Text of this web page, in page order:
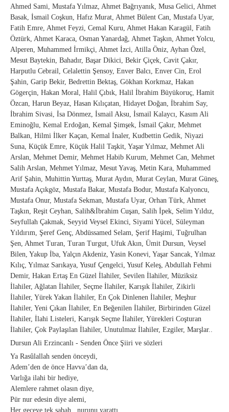
Ahmed Sami, Mustafa Yılmaz, Ahmet Bağrıyanık, Musa Gelici, Ahmet
Basak, İsmail Coşkun, Hafız Murat, Ahmet Bülent Can, Mustafa Uyar,
Fatih Emre, Ahmet Feyzi, Cemal Kuru, Ahmet Hakan Karagül, Fatih
Öztürk, Ahmet Karaca, Osman Yanardağ, Ahmet Taşkın, Ahmet Yolcu,
Alperen, Muhammed İrmikçi, Ahmet İzci, Atilla Öniz, Ayhan Özel,
Mesut Baytekin, Bahadır, Başar Dikici, Bekir Çiçek, Cavit Çakır,
Harputlu Cebrail, Celalettin Şensoy, Enver Balcı, Enver Cin, Erol
Şahin, Garip Bekir, Bedrettin Bektaş, Gökhan Korkmaz, Hakan
Gögerçin, Hakan Moral, Halil Çıbık, Halil İbrahim Büyükoruç, Hamit
Özcan, Harun Beyaz, Hasan Kılıçatan, Hidayet Doğan, İbrahim Say,
İbrahim Sivasi, İsa Dönmez, İsmail Aksu, İsmail Kalaycı, Kasım Ali
Eminoğlu, Kemal Erdoğan, Kemal Şimşek, İsmail Çakır, Mehmet
Balkan, Hilmi İlker Kaçan, Kemal İnaler, Kudbettin Gedik, Niyazi
Suna, Küçük Emre, Küçük Halil Taşkit, Yaşar Yılmaz, Mehmet Ali
Arslan, Mehmet Demir, Mehmet Habib Kurum, Mehmet Can, Mehmet
Salih Arslan, Mehmet Yılmaz, Mesut Yavaş, Metin Kara, Muhammed
Arif Şahin, Muhittin Yurttaş, Murat Aydın, Murat Ceylan, Murat Güneş,
Mustafa Açıkgöz, Mustafa Bakar, Mustafa Bodur, Mustafa Kalyoncu,
Mustafa Onur, Mustafa Sekman, Mustafa Uyar, Orhan Türk, Ahmet
Taşkın, Reşit Ceyhan, Salih&İbrahim Cuşan, Salih İpek, Selim Yıldız,
Seyfullah Çakmak, Seyyid Veysel Ekinci, Siyami Yücel, Süleyman
Yıldırım, Şeref Genç, Abdüssamed Selam, Şerif Haşimi, Tuğrulhan
Şen, Ahmet Turan, Turan Turgut, Ufuk Akın, Ümit Dursun, Veysel
Bilen, Yakup İba, Yalçın Akdeniz, Yasin Konevi, Yaşar Sancak, Yılmaz
Kılıç, Yılmaz Sarıkaya, Yusuf Çengelci, Yusuf Keleş, Abdullah Fehmi
Demir, Hakan Ertaş En Güzel İlahiler, Sevilen İlahiler, Müziksiz
İlahiler, Ağlatan İlahiler, Seçme İlahiler, Karışık İlahiler, Zikirli
İlahiler, Yürek Yakan İlahiler, En Çok Dinlenen İlahiler, Meşhur
İlahiler, Yeni Çıkan İlahiler, En Beğenilen İlahiler, Birbirinden Güzel
İlahiler, İlahi Listeleri, Karışık Seçme İlahiler, Yürekleri Coşturan
İlahiler, Çok Paylaşılan İlahiler, Unutulmaz İlahiler, Ezgiler, Marşlar..
Dursun Ali Erzincanlı - Senden Önce Şiiri ve sözleri
Ya Rasûlallah senden önceydi,
Adem’den de önce Havva’dan da,
Varlığa ilahi bir hediye,
Alemlere rahmet olasın diye,
Pür nur edesin diye alemi,
Her geceye tek sabah , nurunu yarattı,